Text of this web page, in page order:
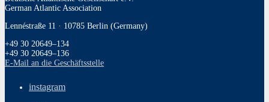
German Atlantic Association
Lennéstraße 11 · 10785 Berlin (Germany)
+49 30 20649–134
+49 30 20649–136
E‑Mail an die Geschäftsstelle
instagram